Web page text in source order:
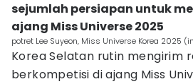
sejumlah persiapan untuk
ajang Miss Universe 2025
potret Lee Suyeon, Miss Universe Korea 2025
Korea Selatan rutin mengirim
berkompetisi di ajang Miss